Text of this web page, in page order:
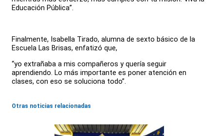
Educación Pública”.
Finalmente, Isabella Tirado, alumna de sexto básico de la
Escuela Las Brisas, enfatizó que,
“yo extrañaba a mis compañeros y quería seguir
aprendiendo. Lo más importante es poner atención en
clases, con eso se soluciona todo”.
Otras noticias relacionadas